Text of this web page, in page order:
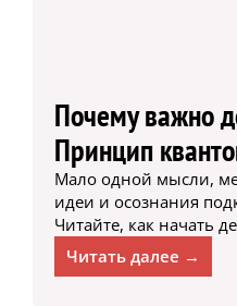
Почему важно
Принцип
Мало одной мысли,
идеи и осознания
Читайте, как начать
Читать далее →